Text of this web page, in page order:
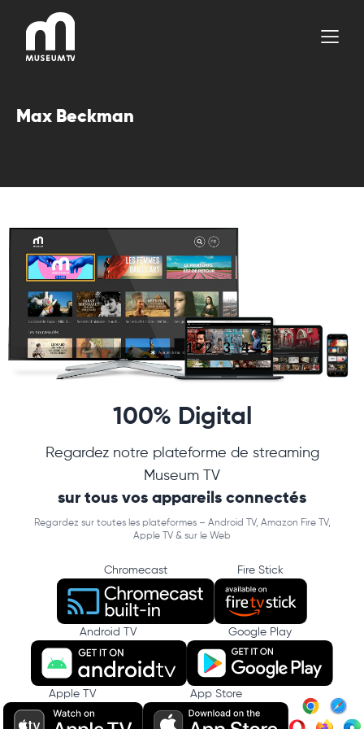
contenu
Max Beckman
100% Digital
Regardez notre plateforme de streaming
Museum TV
sur tous vos appareils connectés
Regardez sur toutes les plateformes – Android TV, Amazon Fire TV,
Apple TV & sur le Web
Chromecast Fire Stick
Android TV Google Play
Apple TV App Store